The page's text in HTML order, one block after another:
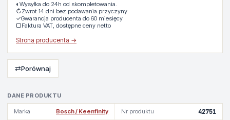
DANE PRODUKTU
Marka Bosch / Keenfinity Nr produktu 42751
◐ Wysyłka do 24h od skompletowania.
↻Zwrot 14 dni bez podawania przyczyny
✓Gwarancja producenta do 60 miesięcy
▢Faktura VAT, dostępne ceny netto
Strona producenta →
⇄Porównaj